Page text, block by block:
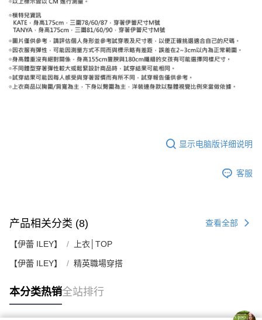
显示电脑版详细说明
客服
产品相关分类 (8) 查看全部
【伊蕾 ILEY】 上衣│TOP
【伊蕾 ILEY】 精英職場穿搭
本分类热销全站排行